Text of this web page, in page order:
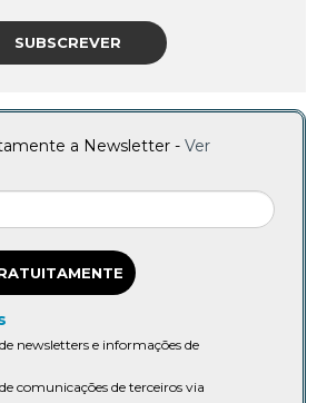
SUBSCREVER
a Newsletter - Ver
newsletters e informações de
comunicações de terceiros via